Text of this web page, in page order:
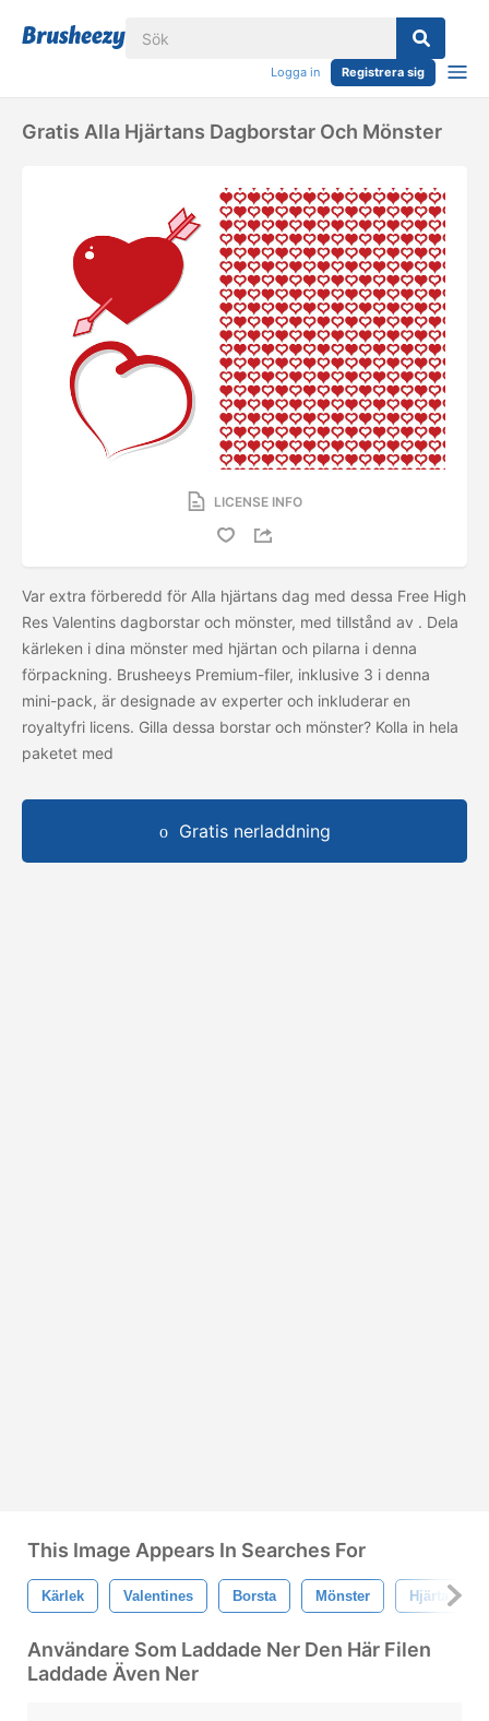
Logga in Registrera sig
Gratis Alla Hjärtans Dagborstar Och Mönster
LICENSE INFO
Var extra förberedd för Alla hjärtans dag med dessa Free High
Res Valentins dagborstar och mönster, med tillstånd av . Dela
kärleken i dina mönster med hjärtan och pilarna i denna
förpackning. Brusheeys Premium-filer, inklusive 3 i denna
mini-pack, är designade av experter och inkluderar en
royaltyfri licens. Gilla dessa borstar och mönster? Kolla in hela
paketet med
Gratis nerladdning
This Image Appears In Searches For
Kärlek Valentines Borsta Mönster Hjärta
Användare Som Laddade Ner Den Här Filen
Laddade Även Ner